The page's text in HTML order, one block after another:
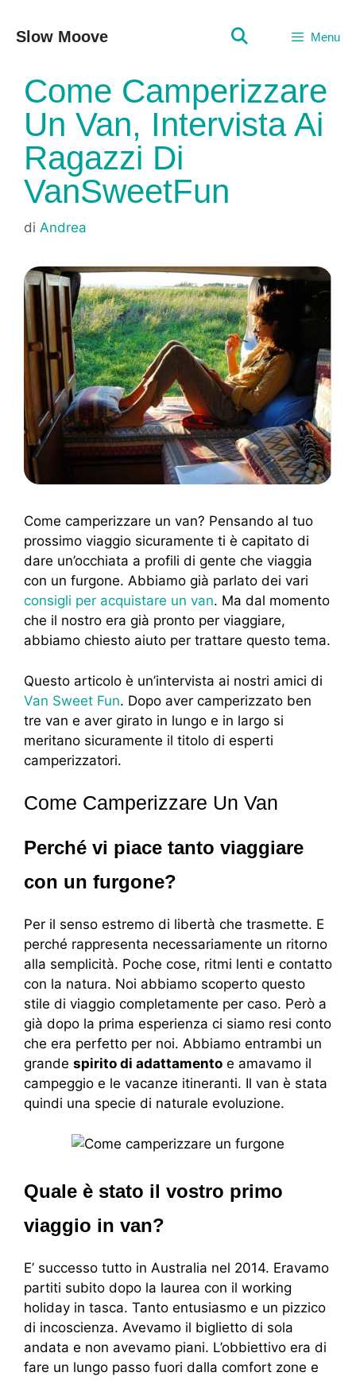
Slow Moove Menu
Come Camperizzare
Un Van, Intervista Ai
Ragazzi Di
VanSweetFun
di Andrea
Come camperizzare un van? Pensando al tuo
prossimo viaggio sicuramente ti è capitato di
dare un’occhiata a profili di gente che viaggia
con un furgone. Abbiamo già parlato dei vari
consigli per acquistare un van. Ma dal momento
che il nostro era già pronto per viaggiare,
abbiamo chiesto aiuto per trattare questo tema.
Questo articolo è un’intervista ai nostri amici di
Van Sweet Fun. Dopo aver camperizzato ben
tre van e aver girato in lungo e in largo si
meritano sicuramente il titolo di esperti
camperizzatori.
Come Camperizzare Un Van
Perché vi piace tanto viaggiare
con un furgone?
Per il senso estremo di libertà che trasmette. E
perché rappresenta necessariamente un ritorno
alla semplicità. Poche cose, ritmi lenti e contatto
con la natura. Noi abbiamo scoperto questo
stile di viaggio completamente per caso. Però a
già dopo la prima esperienza ci siamo resi conto
che era perfetto per noi. Abbiamo entrambi un
grande spirito di adattamento e amavamo il
campeggio e le vacanze itineranti. Il van è stata
quindi una specie di naturale evoluzione.
Quale è stato il vostro primo
viaggio in van?
E’ successo tutto in Australia nel 2014. Eravamo
partiti subito dopo la laurea con il working
holiday in tasca. Tanto entusiasmo e un pizzico
di incoscienza. Avevamo il biglietto di sola
andata e non avevamo piani. L’obbiettivo era di
fare un lungo passo fuori dalla comfort zone e